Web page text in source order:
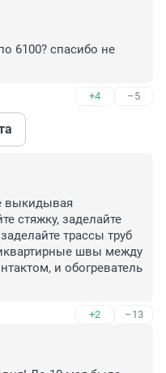
6100? спасибо не
+4 –5
выкидывая
стяжку, заделайте
трассы труб
швы между
и обогреватель
+2 –13